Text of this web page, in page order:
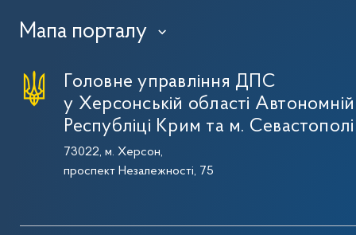
Мапа порталу ›
Головне управління ДПС
у Херсонській області Автономній
Республіці Крим та м. Севастополі
73022, м. Херсон,
проспект Незалежності, 75